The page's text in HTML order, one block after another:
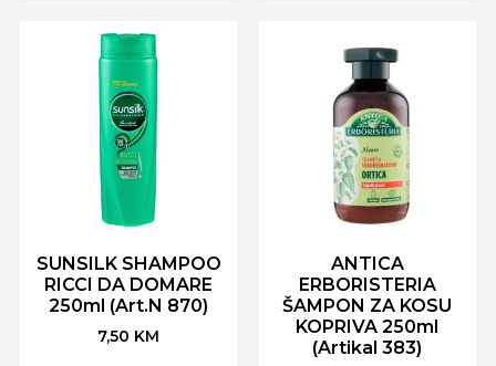
SUNSILK SHAMPOO
RICCI DA DOMARE
250ml (Art.N 870)
7,50 KM
ANTICA
ERBORISTERIA
ŠAMPON ZA KOSU
KOPRIVA 250ml
(Artikal 383)